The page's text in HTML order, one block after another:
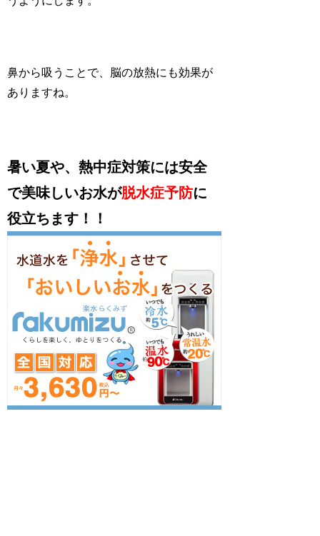
鼻から吸うことで、 脳の放熱にも効果が
ありますね。
暑い夏や、熱中症対策には安全
で美味しいお水が脱水症予防に
役立ちます！！